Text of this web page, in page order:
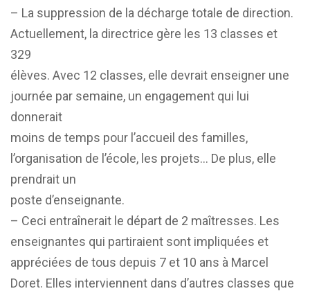
– La suppression de la décharge totale de direction.
Actuellement, la directrice gère les 13 classes et
329
élèves. Avec 12 classes, elle devrait enseigner une
journée par semaine, un engagement qui lui
donnerait
moins de temps pour l’accueil des familles,
l’organisation de l’école, les projets… De plus, elle
prendrait un
poste d’enseignante.
– Ceci entraînerait le départ de 2 maîtresses. Les
enseignantes qui partiraient sont impliquées et
appréciées de tous depuis 7 et 10 ans à Marcel
Doret. Elles interviennent dans d’autres classes que